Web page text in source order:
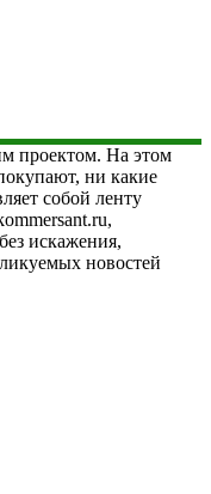
проектом. На этом
ни какие
собой ленту
искажения,
новостей